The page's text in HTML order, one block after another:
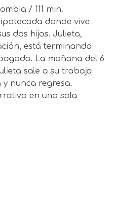
/ 111 min.
donde vive
dos hijos. Julieta,
está terminando
La mañana del 6
sale a su trabajo
y nunca regresa.
en una sola